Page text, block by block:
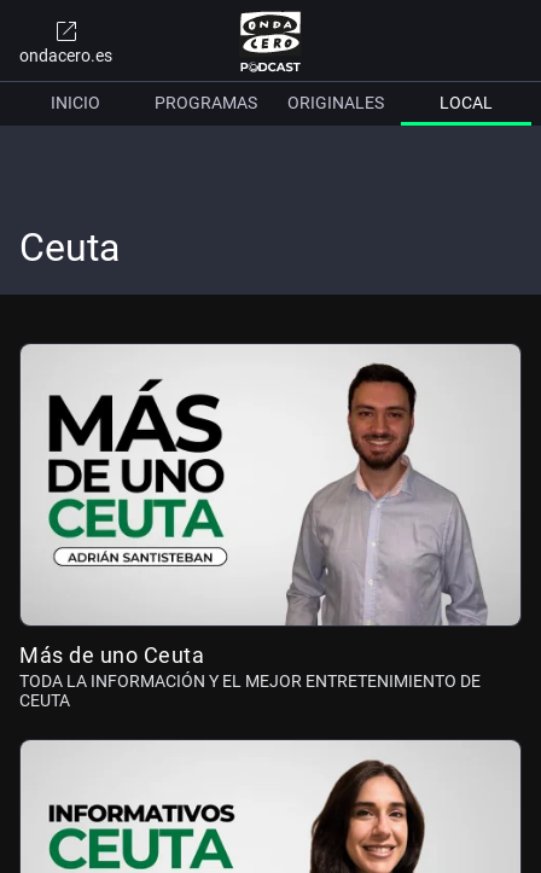
ondacero.es
INICIO PROGRAMAS ORIGINALES LOCAL
Ceuta
Más de uno Ceuta
TODA LA INFORMACIÓN Y EL MEJOR ENTRETENIMIENTO DE
CEUTA